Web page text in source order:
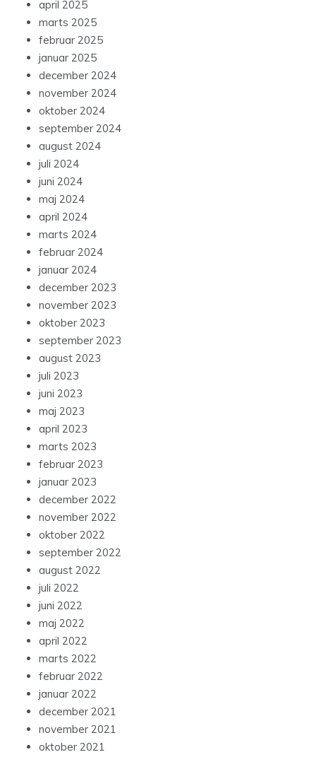
april 2025
marts 2025
februar 2025
januar 2025
december 2024
november 2024
oktober 2024
september 2024
august 2024
juli 2024
juni 2024
maj 2024
april 2024
marts 2024
februar 2024
januar 2024
december 2023
november 2023
oktober 2023
september 2023
august 2023
juli 2023
juni 2023
maj 2023
april 2023
marts 2023
februar 2023
januar 2023
december 2022
november 2022
oktober 2022
september 2022
august 2022
juli 2022
juni 2022
maj 2022
april 2022
marts 2022
februar 2022
januar 2022
december 2021
november 2021
oktober 2021